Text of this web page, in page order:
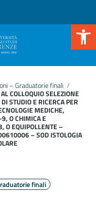
– Graduatorie finali /
COLLOQUIO SELEZIONE
STUDIO E RICERCA PER
MEDICHE,
O CHIMICA E
O EQUIPOLLENTE –
– SOD ISTOLOGIA
finali